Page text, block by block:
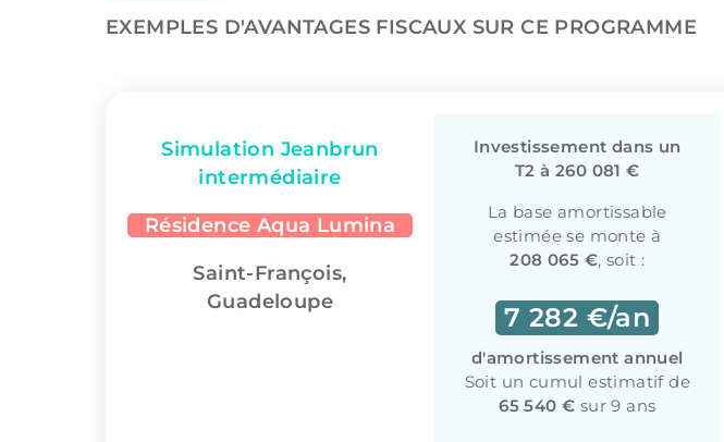
EXEMPLES D'AVANTAGES FISCAUX SUR CE PROGRAMME
Simulation Jeanbrun
intermédiaire
Résidence Aqua Lumina
Saint-François,
Guadeloupe
Investissement dans un
T2 à 260 081 €
La base amortissable
estimée se monte à
208 065 €, soit :
7 282 €/an
d'amortissement annuel
Soit un cumul estimatif de
65 540 € sur 9 ans